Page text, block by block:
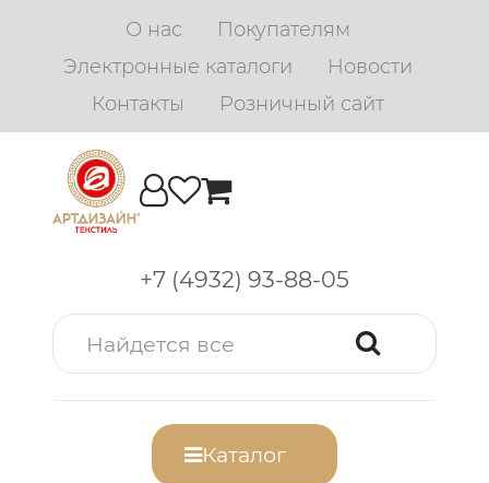
О нас
Покупателям
Электронные каталоги
Новости
Контакты
Розничный сайт
+7 (4932) 93-88-05
Каталог